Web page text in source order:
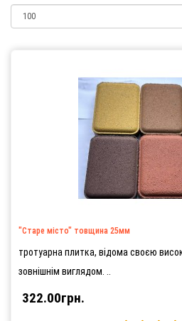
"Старе місто" товщина 25мм
тротуарна плитка, відома своєю
зовнішнім виглядом. ..
322.00грн.